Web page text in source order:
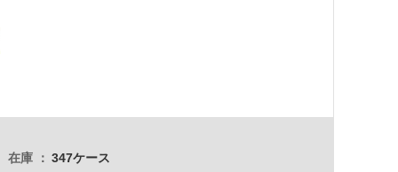
在庫 347ケース